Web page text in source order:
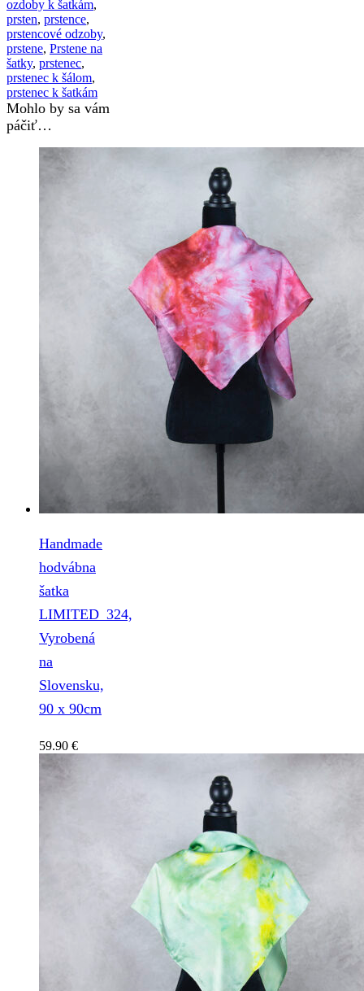
ozdoby k šatkám,
prsten, prstence,
prstencové odzoby,
prstene, Prstene na
šatky, prstenec,
prstenec k šálom,
prstenec k šatkám
Mohlo by sa vám
páčiť…
Handmade
hodvábna
šatka
LIMITED_324,
Vyrobená
na
Slovensku,
90 x 90cm
59.90 €